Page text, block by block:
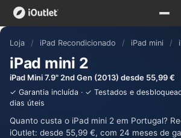
Loja / iPad Recondicionado / iPad mini /
iPad mini 2
iPad Mini 7.9" 2nd Gen (2013) desde 55,99 €
✓ Garantia incluída · ✓ Testados e
dias úteis
Quanto custa o iPad mini 2 em Portugal?
iOutlet: desde 55,99 €, com 24 meses de